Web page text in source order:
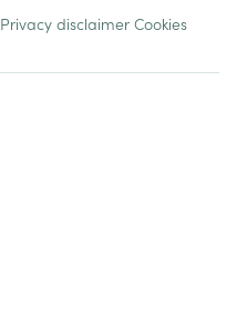
Privacy disclaimer Cookies